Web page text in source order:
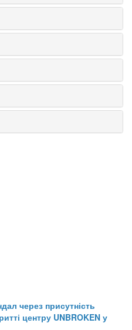
через присутність
центру UNBROKEN у